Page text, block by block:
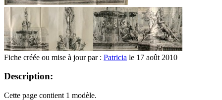
Fiche créée ou mise à jour par : Patricia le 17 août 2010
Description:
Cette page contient 1 modèle.